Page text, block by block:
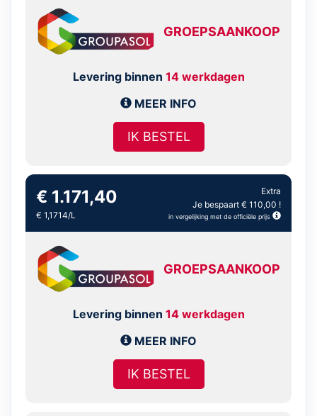
GROEPSAANKOOP
Levering binnen 14 werkdagen
MEER INFO
IK BESTEL
€ 1.171,40
€ 1,1714/L
Extra
Je bespaart € 110,00 !
in vergelijking met de officiële prijs
GROEPSAANKOOP
Levering binnen 14 werkdagen
MEER INFO
IK BESTEL